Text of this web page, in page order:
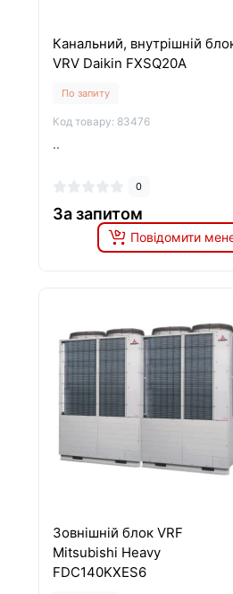
Канальний, внутрішній
VRV Daikin FXSQ20A
По запиту
Код товару: 83476
..
0
За запитом
Повідомити
Зовнішній блок VRF
Mitsubishi Heavy
FDC140KXES6